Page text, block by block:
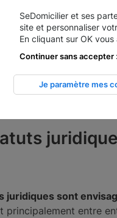
réduit
de toucher une
en votre faveur, à
économique.
juridiques sont
principalement entre
SeDomicilier et ses
site et personnaliser
En cliquant sur OK
Je paramètre mes
Continuer sans accepter